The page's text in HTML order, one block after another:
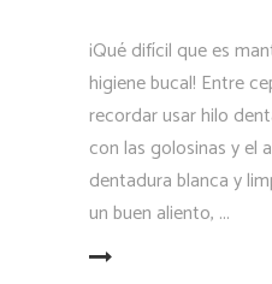
¡Qué difícil que es
higiene bucal! Entre
recordar usar hilo
con las golosinas y el
dentadura blanca y
un buen aliento,